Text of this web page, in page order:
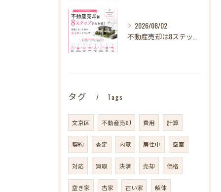
2026/08/02
タグ Tags
文京区 不動産売却 費用 計算
契約 査定 内覧 居住中 空室
対応 買取 決済 売却 価格
空き家 古家 古い家 解体